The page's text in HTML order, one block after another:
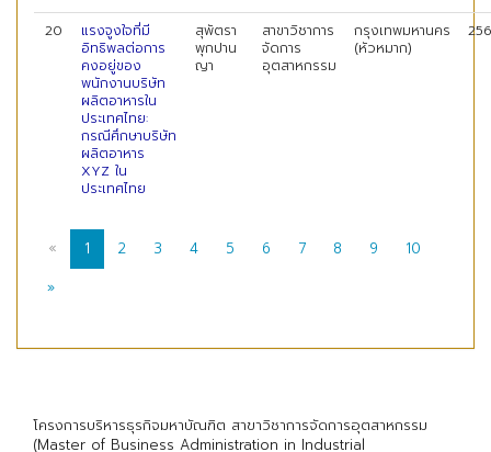
20
แรงจูงใจที่มี
อิทธิพลต่อการ
คงอยู่ของ
พนักงานบริษัท
ผลิตอาหารใน
ประเทศไทย:
กรณีศึกษาบริษัท
ผลิตอาหาร
XYZ ใน
ประเทศไทย
สุพัตรา
พุกปาน
ญา
สาขาวิชาการ
จัดการ
อุตสาหกรรม
กรุงเทพมหานคร
(หัวหมาก)
« 1 2 3 4 5 6 7 8 9
10
»
โครงการบริหารธุรกิจมหาบัณฑิต สาขาวิชาการจัดการอุตสาหกรรม
(Master of Business Administration in Industrial